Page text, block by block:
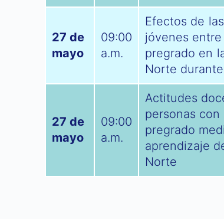
27 de
mayo
09:00
a.m.
Efectos de
jóvenes
pregrado en
Norte
27 de
mayo
09:00
a.m.
Actitudes
personas
pregrado
aprendizaje
Norte